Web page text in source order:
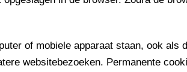
of mobiele apparaat staan, ook
websitebezoeken. Permanente